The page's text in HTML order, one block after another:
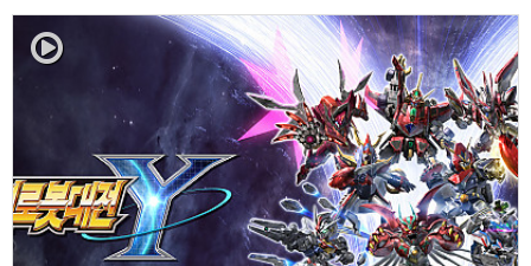
문 판매를 8월 5일(수)부터 시작한다고 발표했다.‘ELDEN RING 빛바랜 자
에디션’에는 ‘ELDEN R…